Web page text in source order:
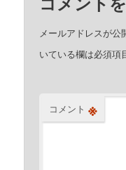
メールアドレスが公
いている欄は必須項
コメント ※